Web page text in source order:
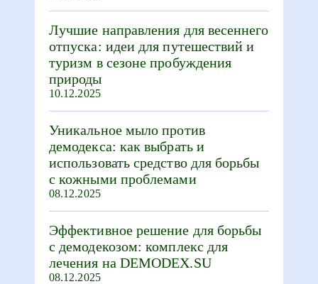
Лучшие направления для весеннего
отпуска: идеи для путешествий и
туризм в сезоне пробуждения
природы
10.12.2025
Уникальное мыло против
демодекса: как выбрать и
использовать средство для борьбы
с кожными проблемами
08.12.2025
Эффективное решение для борьбы
с демодекозом: комплекс для
лечения на DEMODEX.SU
08.12.2025